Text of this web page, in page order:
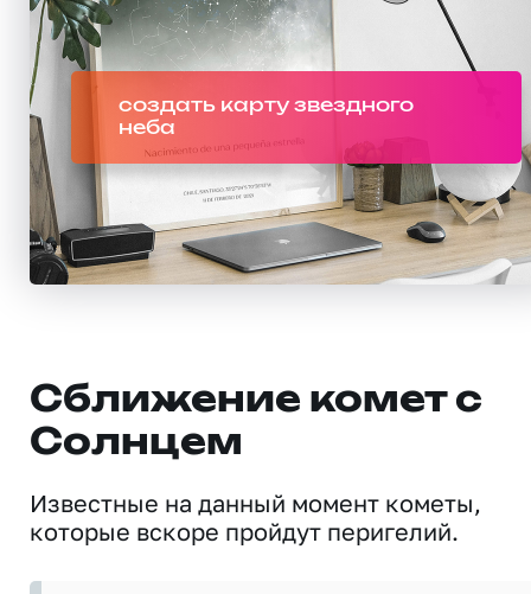
создать карту звездного
неба
Сближение комет с
Солнцем
Известные на данный момент кометы,
которые вскоре пройдут перигелий.